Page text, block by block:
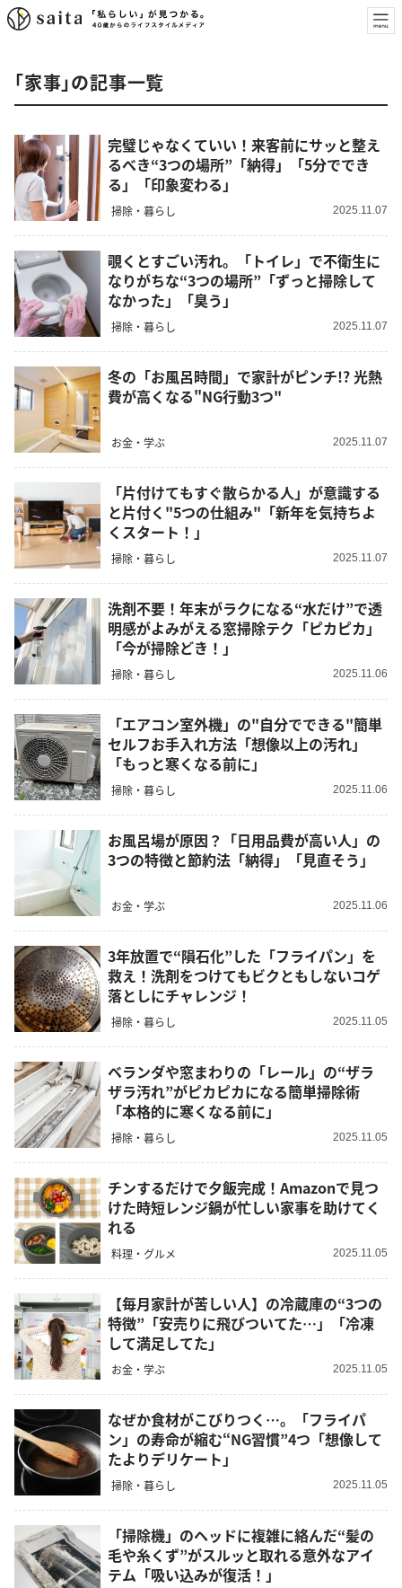
「家事」の記事一覧
完璧じゃなくていい！来客前にサッと整え
るべき“3つの場所”「納得」「5分ででき
る」「印象変わる」
掃除・暮らし 2025.11.07
覗くとすごい汚れ。「トイレ」で不衛生に
なりがちな“3つの場所”「ずっと掃除して
なかった」「臭う」
掃除・暮らし 2025.11.07
冬の「お風呂時間」で家計がピンチ!? 光熱
費が高くなる"NG行動3つ"
お金・学ぶ 2025.11.07
「片付けてもすぐ散らかる人」が意識する
と片付く"5つの仕組み"「新年を気持ちよ
くスタート！」
掃除・暮らし 2025.11.07
洗剤不要！年末がラクになる“水だけ”で透
明感がよみがえる窓掃除テク「ピカピカ」
「今が掃除どき！」
掃除・暮らし 2025.11.06
「エアコン室外機」の"自分でできる"簡単
セルフお手入れ方法「想像以上の汚れ」
「もっと寒くなる前に」
掃除・暮らし 2025.11.06
お風呂場が原因？「日用品費が高い人」の
3つの特徴と節約法「納得」「見直そう」
お金・学ぶ 2025.11.06
3年放置で“隕石化”した「フライパン」を
救え！洗剤をつけてもビクともしないコゲ
落としにチャレンジ！
掃除・暮らし 2025.11.05
ベランダや窓まわりの「レール」の“ザラ
ザラ汚れ”がピカピカになる簡単掃除術
「本格的に寒くなる前に」
掃除・暮らし 2025.11.05
チンするだけで夕飯完成！Amazonで見つ
けた時短レンジ鍋が忙しい家事を助けてく
れる
料理・グルメ 2025.11.05
【毎月家計が苦しい人】の冷蔵庫の“3つの
特徴”「安売りに飛びついてた…」「冷凍
して満足してた」
お金・学ぶ 2025.11.05
なぜか食材がこびりつく…。「フライパ
ン」の寿命が縮む“NG習慣”4つ「想像して
たよりデリケート」
掃除・暮らし 2025.11.05
「掃除機」のヘッドに複雑に絡んだ“髪の
毛や糸くず”がスルッと取れる意外なアイ
テム「吸い込みが復活！」